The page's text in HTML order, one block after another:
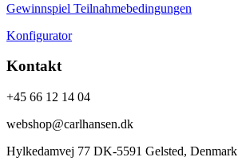
Gewinnspiel Teilnahmebedingungen
Konfigurator
Kontakt
+45 66 12 14 04
webshop@carlhansen.dk
Hylkedamvej 77 DK-5591 Gelsted, Denmark